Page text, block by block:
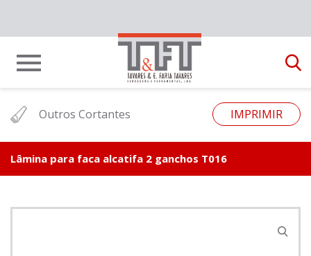
Outros Cortantes IMPRIMIR
Lâmina para faca alcatifa 2 ganchos T016